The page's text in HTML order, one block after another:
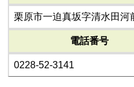
栗原市一迫真坂字清水田河
電話番号
0228-52-3141